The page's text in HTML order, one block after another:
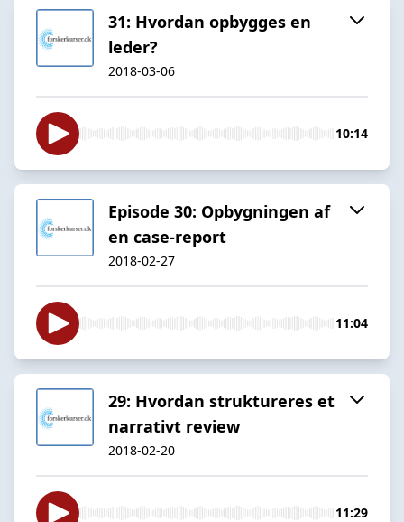
31: Hvordan opbygges en
leder?
2018-03-06
10:14
Episode 30: Opbygningen af
en case-report
2018-02-27
11:04
29: Hvordan struktureres et
narrativt review
2018-02-20
11:29